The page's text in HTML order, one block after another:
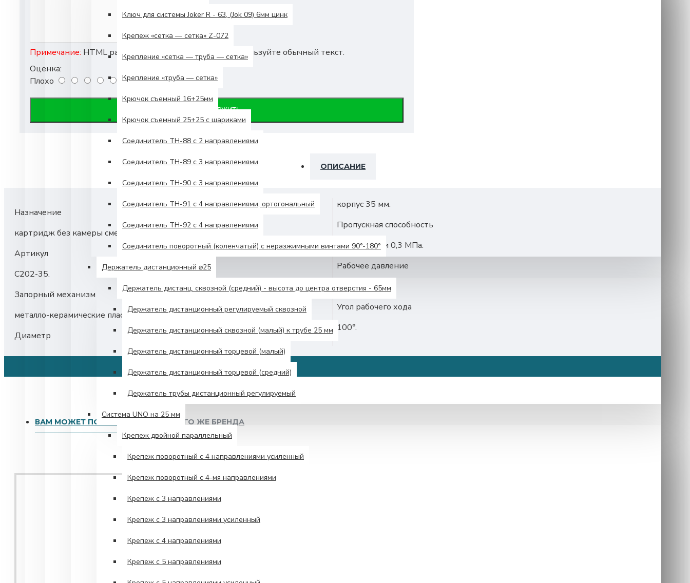
Ключ для системы Joker R - 63, (Jok 09) 6мм цинк
Крепеж «сетка — сетка» Z-072
Крепление «сетка — труба — сетка»
Крепление «труба — сетка»
Крючок съемный 16+25мм
Крючок съемный 25+25 с шариками
Соединитель TH-88 с 2 направлениями
Соединитель TH-89 с 3 направлениями
Соединитель TH-90 с 3 направлениями
Соединитель TH-91 с 4 направлениями, ортогональный
Соединитель TH-92 с 4 направлениями
Соединитель поворотный (коленчатый) с неразжимными винтами 90°-180°
Держатель дистанционный ⌀25
Держатель дистанц. сквозной (средний) - высота до центра отверстия - 65мм
Держатель дистанционный регулируемый сквозной
Держатель дистанционный сквозной (малый) к трубе 25 мм
Держатель дистанционный торцевой (малый)
Держатель дистанционный торцевой (средний)
Держатель трубы дистанционный регулируемый
Система UNO на 25 мм
Крепеж двойной параллельный
Крепеж поворотный с 4 направлениями усиленный
Крепеж поворотный с 4-мя направлениями
Крепеж с 3 направлениями
Крепеж с 3 направлениями усиленный
Крепеж с 4 направлениями
Крепеж с 5 направлениями
Примечание: HTML разметка не поддерживается! Используйте обычный текст.
Оценка:
Плохо
Хорошо
ПРОДОЛЖИТЬ
ОПИСАНИЕ
Назначение
картридж без камеры смешивания «short-size», 35 мм.
Артикул
С202-35.
Запорный механизм
металло-керамические пластины.
Диаметр
корпус 35 мм.
Пропускная способность
24 л/мин при 0,3 МПа.
Рабочее давление
< 0,6 МПа.
Угол рабочего хода
100°.
ВАМ МОЖЕТ ПОНРАВИТЬСЯ ОТ ТОГО ЖЕ БРЕНДА